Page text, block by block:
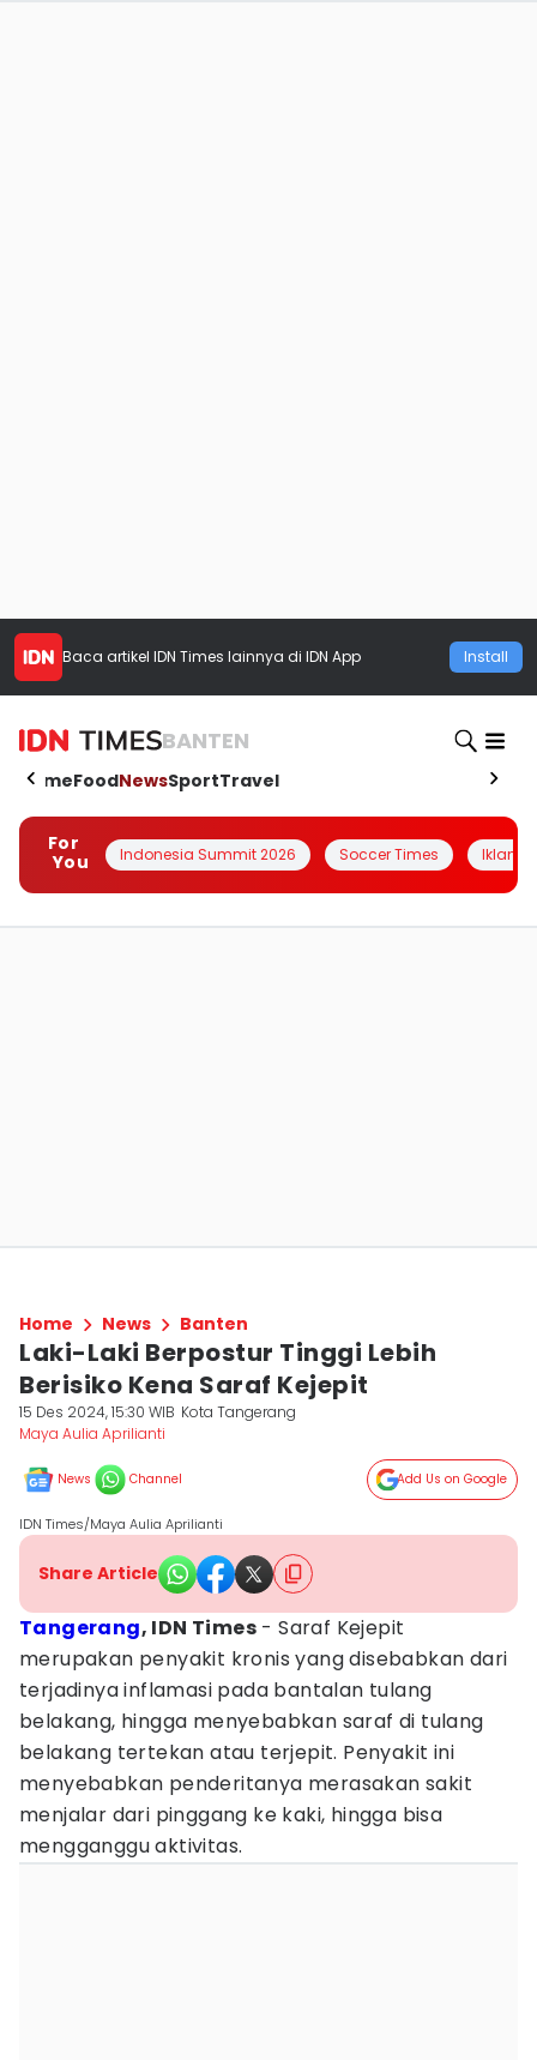
Baca artikel IDN Times lainnya di IDN App Install
BANTEN
HomeFoodNewsSportTravel
For
You
Indonesia Summit 2026 Soccer Times Iklanin
Home News Banten
Laki-Laki Berpostur Tinggi Lebih
Berisiko Kena Saraf Kejepit
15 Des 2024, 15:30 WIB Kota Tangerang
Maya Aulia Aprilianti
News Channel Add Us on Google
IDN Times/Maya Aulia Aprilianti
Share Article
Tangerang, IDN Times - Saraf Kejepit
merupakan penyakit kronis yang disebabkan dari
terjadinya inflamasi pada bantalan tulang
belakang, hingga menyebabkan saraf di tulang
belakang tertekan atau terjepit. Penyakit ini
menyebabkan penderitanya merasakan sakit
menjalar dari pinggang ke kaki, hingga bisa
mengganggu aktivitas.